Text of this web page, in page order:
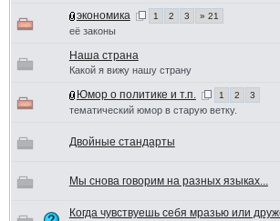
экономика 1 2 3 » 21
её законы
Наша страна
Какой я вижу нашу страну
Юмор о политике и т.п. 1 2 3
тематический юмор в старую ветку.
Двойные стандарты
Мы снова говорим на разных языках...
Когда чувствуешь себя мразью или